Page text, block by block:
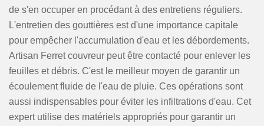
de s'en occuper en procédant à des entretiens réguliers.
L'entretien des gouttières est d'une importance capitale
pour empêcher l'accumulation d'eau et les débordements.
Artisan Ferret couvreur peut être contacté pour enlever les
feuilles et débris. C'est le meilleur moyen de garantir un
écoulement fluide de l'eau de pluie. Ces opérations sont
aussi indispensables pour éviter les infiltrations d'eau. Cet
expert utilise des matériels appropriés pour garantir un